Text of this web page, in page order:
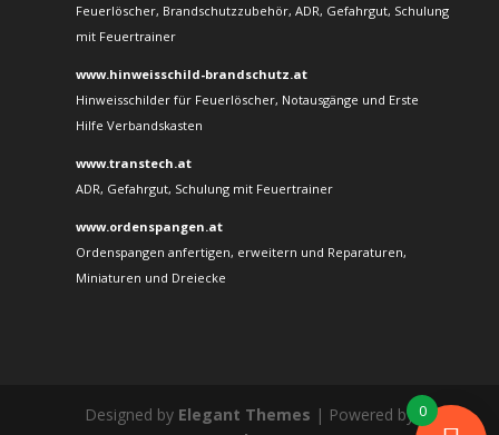
Feuerlöscher, Brandschutzzubehör, ADR, Gefahrgut, Schulung
mit Feuertrainer
www.hinweisschild-brandschutz.at
Hinweisschilder für Feuerlöscher, Notausgänge und Erste
Hilfe Verbandskasten
www.transtech.at
ADR, Gefahrgut, Schulung mit Feuertrainer
www.ordenspangen.at
Ordenspangen anfertigen, erweitern und Reparaturen,
Miniaturen und Dreiecke
Designed by Elegant Themes | Powered by 0